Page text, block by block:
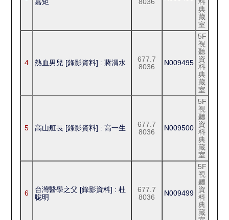
典
藏
室
4 熱血男兒 [錄影資料] : 蔣渭水
677.7
8036
N009495
5F
視
聽
資
料
典
藏
室
5 高山舡長 [錄影資料] : 高一生
677.7
8036
N009500
5F
視
聽
資
料
典
藏
室
6
台灣醫學之父 [錄影資料] : 杜
聡明
677.7
8036
N009499
5F
視
聽
資
料
典
藏